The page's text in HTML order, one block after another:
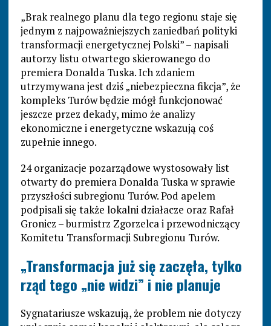
„Brak realnego planu dla tego regionu staje się
jednym z najpoważniejszych zaniedbań polityki
transformacji energetycznej Polski” – napisali
autorzy listu otwartego skierowanego do
premiera Donalda Tuska. Ich zdaniem
utrzymywana jest dziś „niebezpieczna fikcja”, że
kompleks Turów będzie mógł funkcjonować
jeszcze przez dekady, mimo że analizy
ekonomiczne i energetyczne wskazują coś
zupełnie innego.
24 organizacje pozarządowe wystosowały list
otwarty do premiera Donalda Tuska w sprawie
przyszłości subregionu Turów. Pod apelem
podpisali się także lokalni działacze oraz Rafał
Gronicz – burmistrz Zgorzelca i przewodniczący
Komitetu Transformacji Subregionu Turów.
„Transformacja już się zaczęła, tylko
rząd tego „nie widzi” i nie planuje
Sygnatariusze wskazują, że problem nie dotyczy